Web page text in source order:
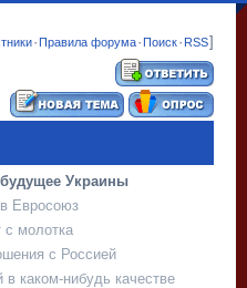
·Правила форума·Поиск·RSS]
Украины
Евросоюз
с молотка
с Россией
каком-нибудь качестве